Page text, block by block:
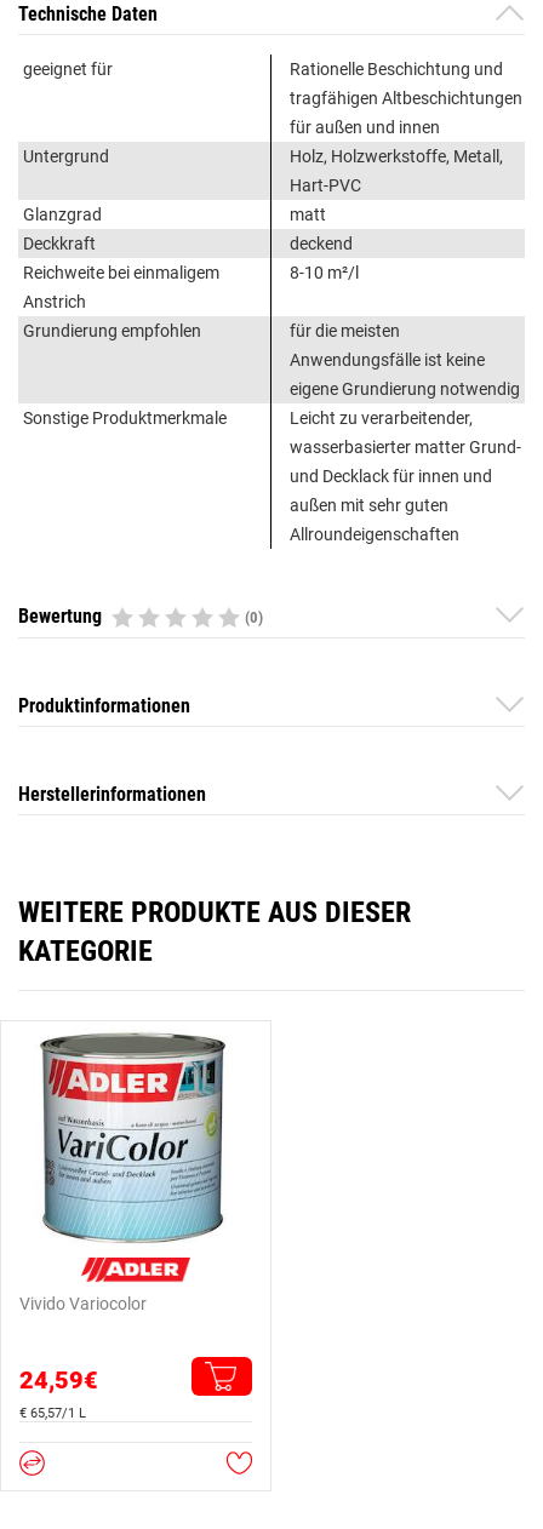
Technische Daten
geeignet für
Rationelle Beschichtung und
tragfähigen Altbeschichtungen
für außen und innen
Untergrund
Holz, Holzwerkstoffe, Metall,
Hart-PVC
Glanzgrad
matt
Deckkraft
deckend
Reichweite bei einmaligem
Anstrich
8-10 m²/l
Grundierung empfohlen
für die meisten
Anwendungsfälle ist keine
eigene Grundierung notwendig
Sonstige Produktmerkmale
Leicht zu verarbeitender,
wasserbasierter matter Grund-
und Decklack für innen und
außen mit sehr guten
Allroundeigenschaften
Bewertung (0)
Produktinformationen
Herstellerinformationen
WEITERE PRODUKTE AUS DIESER
KATEGORIE
Vivido Variocolor
24,59€
€ 65,57/1 L